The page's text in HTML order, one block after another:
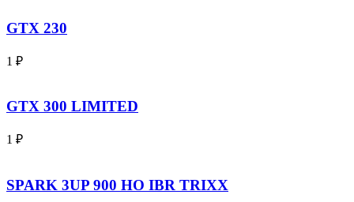
GTX 230
1 ₽
GTX 300 LIMITED
1 ₽
SPARK 3UP 900 HO IBR TRIXX